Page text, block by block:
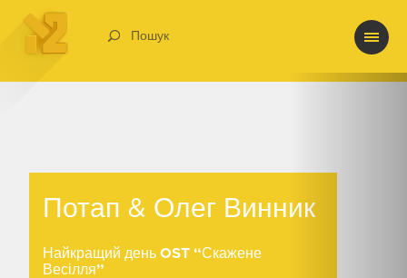
Пошук
Потап & Олег Винник
Найкращий день OST “Скажене
Весілля”